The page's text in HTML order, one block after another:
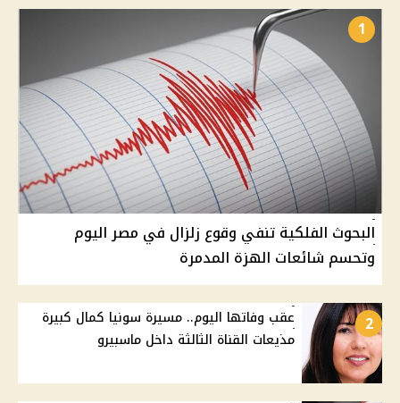
1
البحوث الفلكية تنفي وقوع زلزال في مصر اليوم
وتحسم شائعات الهزة المدمرة
2
عقب وفاتها اليوم.. مسيرة سونيا كمال كبيرة
مذيعات القناة الثالثة داخل ماسبيرو